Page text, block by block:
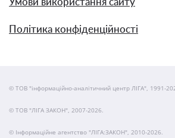
Політика конфіденційності
© ТОВ "інформаційно-аналітичний центр ЛІГА", 1991-
© ТОВ "ЛІГА ЗАКОН", 2007-2026.
© Інформаційне агентство "ЛІГА:ЗАКОН", 2010-2026.